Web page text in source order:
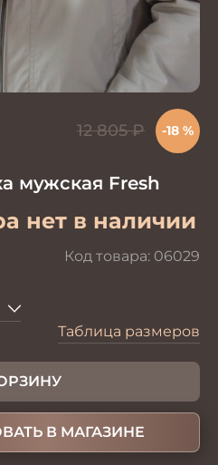
мужская Fresh
нет в наличии
Код товара: 06029
12 805₽ -18 %
Таблица размеров
В МАГАЗИНЕ